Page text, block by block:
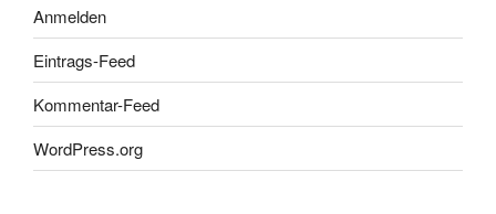
Anmelden
Eintrags-Feed
Kommentar-Feed
WordPress.org